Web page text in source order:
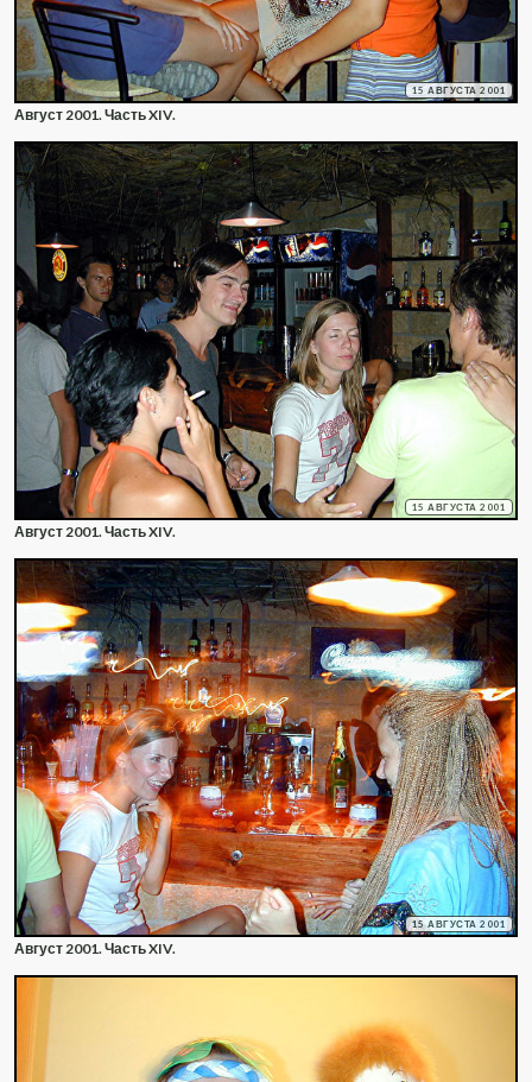
15 АВГУСТА 2001
Август 2001. Часть XIV.
15 АВГУСТА 2001
Август 2001. Часть XIV.
15 АВГУСТА 2001
Август 2001. Часть XIV.